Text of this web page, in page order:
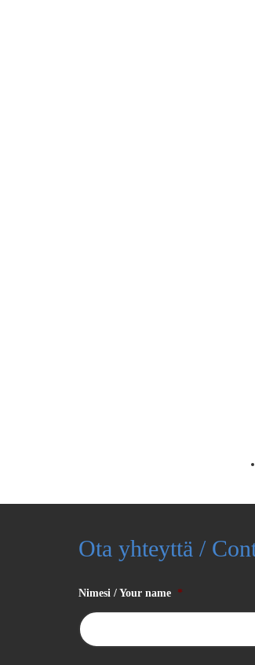
Ota yhteyttä /
Nimesi / Your name *